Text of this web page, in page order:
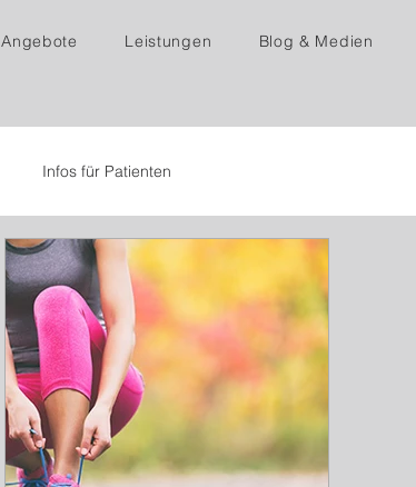
Angebote Leistungen Blog & Medien
Infos für Patienten